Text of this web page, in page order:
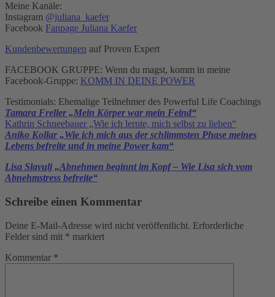
Meine Kanäle:
Instagram @juliana_kaefer
Facebook Fanpage Juliana Kaefer
Kundenbewertungen auf Proven Expert
FACEBOOK GRUPPE: Wenn du magst, komm in meine
Facebook-Gruppe: KOMM IN DEINE POWER
Testimonials: Ehemalige Teilnehmer des Powerful Life Coachings
Tamara Freller „Mein Körper war mein Feind“
Kathrin Schneebauer „Wie ich lernte, mich selbst zu lieben“
Aniko Kollar „Wie ich mich aus der schlimmsten Phase meines
Lebens befreite und in meine Power kam“
Lisa Slavulj „Abnehmen beginnt im Kopf – Wie Lisa sich vom
Abnehmstress befreite“
Schreibe einen Kommentar
Deine E-Mail-Adresse wird nicht veröffentlicht. Erforderliche
Felder sind mit * markiert
Kommentar *